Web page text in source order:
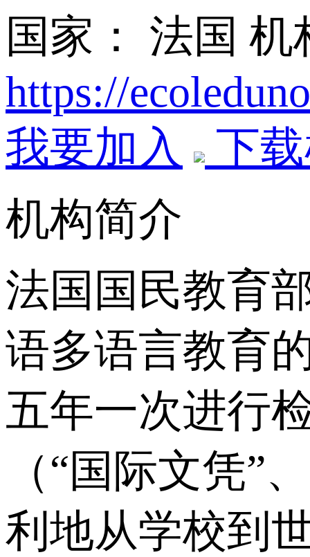
国家： 法国 机
https://
我要加入
下
机构简介
法国国民教育
语多语言教育
五年一次进行
（“国际文凭”
利地从学校到